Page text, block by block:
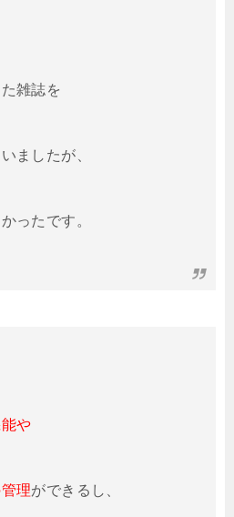
雑誌を
ましたが、
ったです。
や
理ができるし、